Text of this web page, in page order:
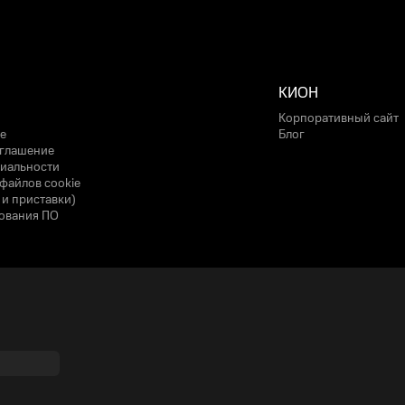
cookie
приставки)
ПО
КИОН
Корпоративный сайт
Блог